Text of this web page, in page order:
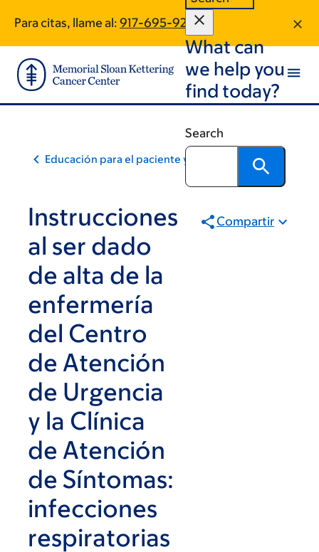
main
content
footer
Para citas, llame al: 917-695-9267
What can
we help you
find today?
Search
Educación para el paciente y la comunidad
Instrucciones
al ser dado
de alta de la
enfermería
del Centro
de Atención
de Urgencia
y la Clínica
de Atención
de Síntomas:
infecciones
respiratorias
Compartir